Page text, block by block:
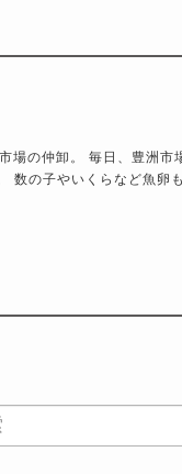
場の仲卸。 毎日、豊洲市
数の子やいくらなど魚卵